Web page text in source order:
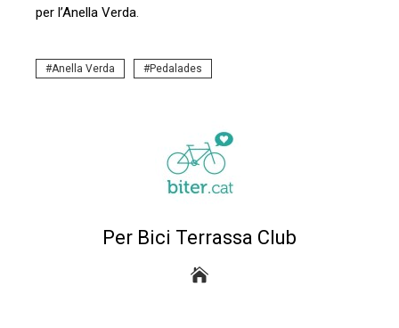
per l’Anella Verda.
Anella Verda Pedalades
Per Bici Terrassa Club